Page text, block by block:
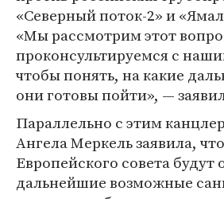
«Северный поток-2» и
«Мы рассмотрим этот
проконсультируемся с
чтобы понять, на какие
они готовы пойти», —
Параллельно с этим
Ангела Меркель заявила,
Европейского совета будут
дальнейшие возможные